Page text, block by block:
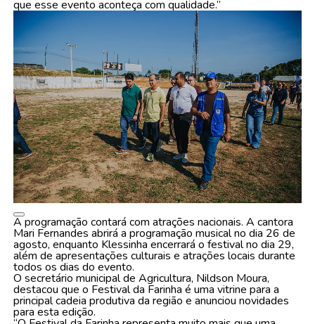
que esse evento aconteça com qualidade.”
A programação contará com atrações nacionais. A cantora
Mari Fernandes abrirá a programação musical no dia 26 de
agosto, enquanto Klessinha encerrará o festival no dia 29,
além de apresentações culturais e atrações locais durante
todos os dias do evento.
O secretário municipal de Agricultura, Nildson Moura,
destacou que o Festival da Farinha é uma vitrine para a
principal cadeia produtiva da região e anunciou novidades
para esta edição.